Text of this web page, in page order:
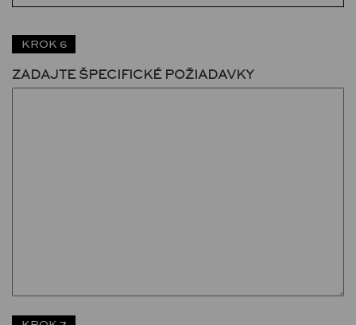
KROK 6
ZADAJTE ŠPECIFICKÉ POŽIADAVKY